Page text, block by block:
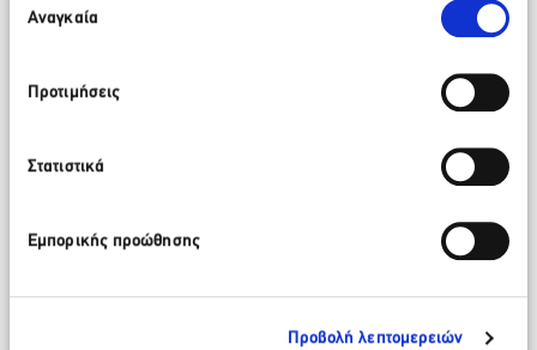
των Cookies μας.
συγκατάθεσης
Αναγκαία
Προτιμήσεις
Στατιστικά
Εμπορικής προώθησης
Προβολή λεπτομερειών